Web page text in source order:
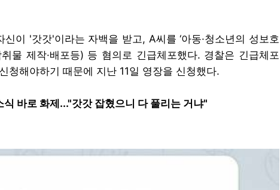
이 '갓갓'이라는 자백을 받고, A씨를 ‘아동·청소년의 성보호
물 제작·배포등) 등 혐의로 긴급체포했다. 경찰은 긴급체포
청해야하기 때문에 지난 11일 영장을 신청했다.
바로 화제..."갓갓 잡혔으니 다 풀리는 거냐"